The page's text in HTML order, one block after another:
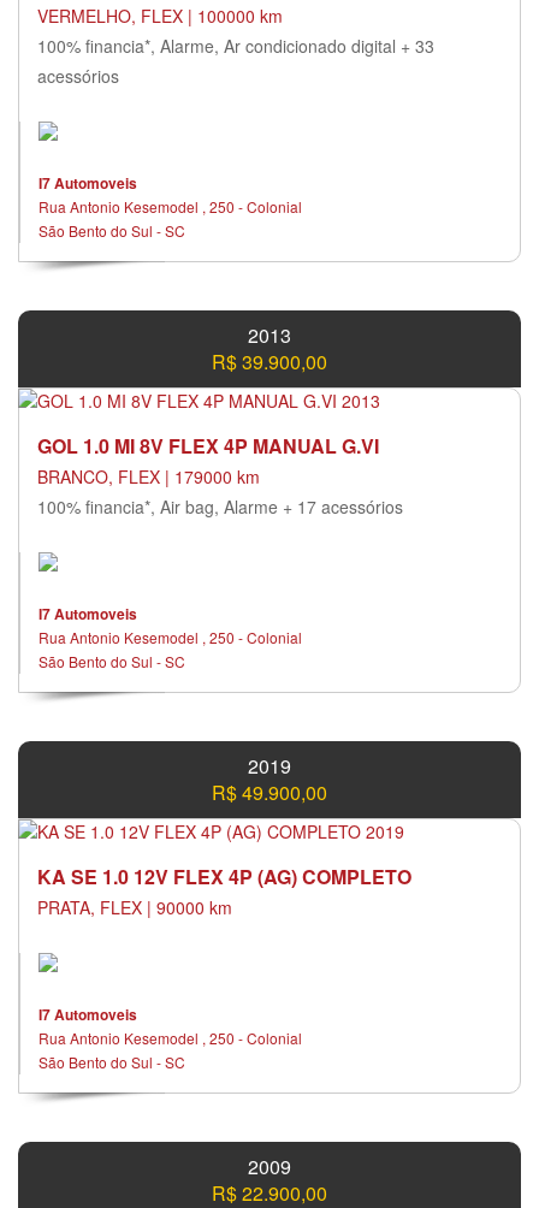
VERMELHO, FLEX | 100000 km
100% financia*, Alarme, Ar condicionado digital + 33
acessórios
I7 Automoveis
Rua Antonio Kesemodel , 250 - Colonial
São Bento do Sul - SC
2013
R$ 39.900,00
GOL 1.0 MI 8V FLEX 4P MANUAL G.VI
BRANCO, FLEX | 179000 km
100% financia*, Air bag, Alarme + 17 acessórios
I7 Automoveis
Rua Antonio Kesemodel , 250 - Colonial
São Bento do Sul - SC
2019
R$ 49.900,00
KA SE 1.0 12V FLEX 4P (AG) COMPLETO
PRATA, FLEX | 90000 km
I7 Automoveis
Rua Antonio Kesemodel , 250 - Colonial
São Bento do Sul - SC
2009
R$ 22.900,00